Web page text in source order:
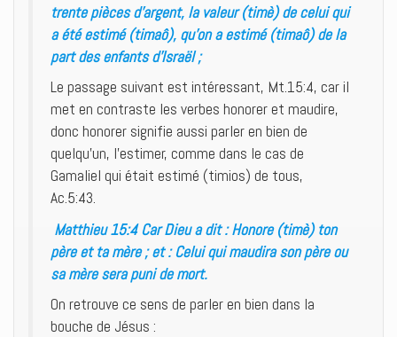
trente pièces d’argent, la valeur (timè) de celui qui
a été estimé (timaô), qu’on a estimé (timaô) de la
part des enfants d’Israël ;
Le passage suivant est intéressant, Mt.15:4, car il
met en contraste les verbes honorer et maudire,
donc honorer signifie aussi parler en bien de
quelqu’un, l’estimer, comme dans le cas de
Gamaliel qui était estimé (timios) de tous,
Ac.5:43.
Matthieu 15:4 Car Dieu a dit : Honore (timè) ton
père et ta mère ; et : Celui qui maudira son père ou
sa mère sera puni de mort.
On retrouve ce sens de parler en bien dans la
bouche de Jésus :